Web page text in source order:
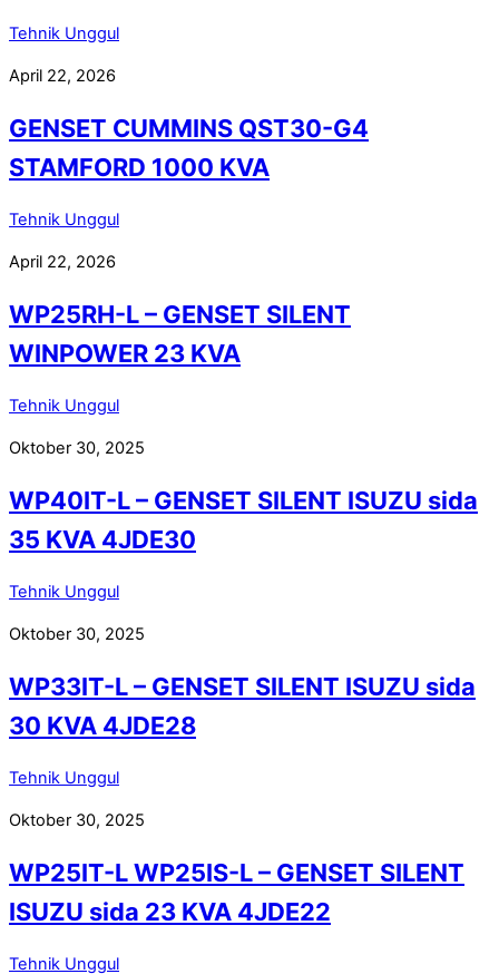
Tehnik Unggul
April 22, 2026
GENSET CUMMINS QST30-G4
STAMFORD 1000 KVA
Tehnik Unggul
April 22, 2026
WP25RH-L – GENSET SILENT
WINPOWER 23 KVA
Tehnik Unggul
Oktober 30, 2025
WP40IT-L – GENSET SILENT ISUZU sida
35 KVA 4JDE30
Tehnik Unggul
Oktober 30, 2025
WP33IT-L – GENSET SILENT ISUZU sida
30 KVA 4JDE28
Tehnik Unggul
Oktober 30, 2025
WP25IT-L WP25IS-L – GENSET SILENT
ISUZU sida 23 KVA 4JDE22
Tehnik Unggul